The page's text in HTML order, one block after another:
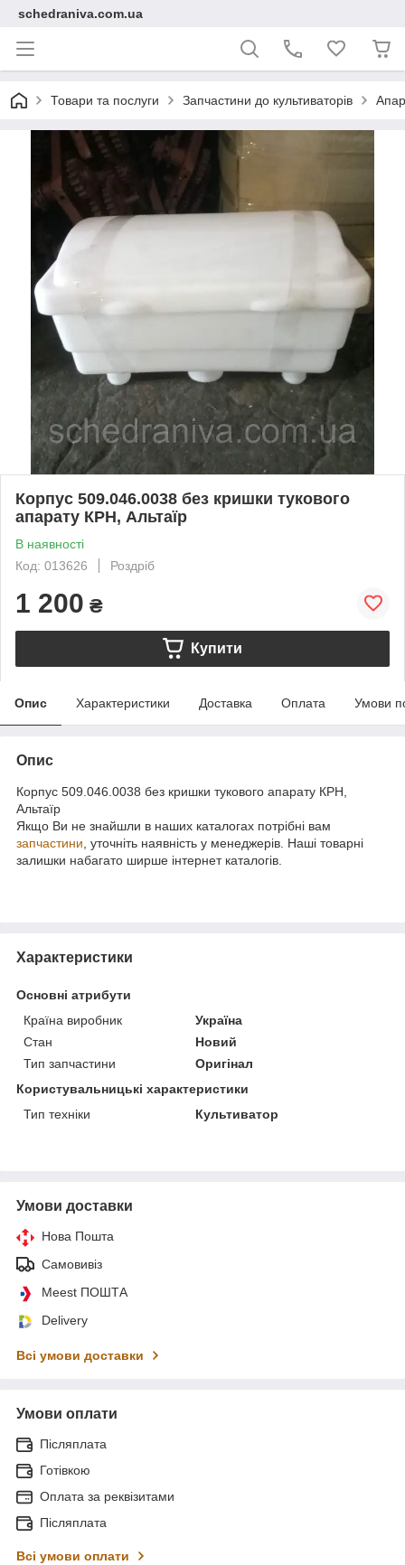
schedraniva.com.ua
Товари та послуги Запчастини до культиваторів
Корпус 509.046.0038 без кришки тукового
апарату КРН, Альтаїр
В наявності
Код: 013626
Роздріб
1 200 ₴
Купити
Опис Характеристики Доставка Оплата Умови
Опис
Корпус 509.046.0038 без кришки тукового апарату КРН,
Альтаїр
Якщо Ви не знайшли в наших каталогах потрібні вам
запчастини , уточніть наявність у менеджерів. Наші товарні
залишки набагато ширше інтернет каталогів.
Характеристики
Основні атрибути
Країна виробник
Україна
Стан
Новий
Тип запчастини
Оригінал
Користувальницькі характеристики
Тип техніки
Культиватор
Умови доставки
Нова Пошта
Самовивіз
Meest ПОШТА
Delivery
Всі умови доставки
Умови оплати
Післяплата
Готівкою
Оплата за реквізитами
Післяплата
Всі умови оплати